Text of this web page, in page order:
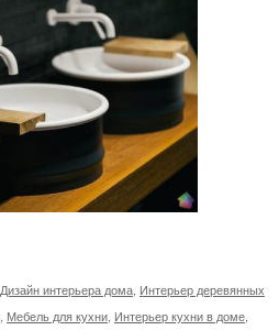
Дизайн интерьера дома Интерьер деревянных
Мебель для кухни Интерьер кухни в доме